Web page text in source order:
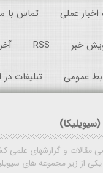
اخبار عملی تماس با
خبر RSS
عمومی تبلیغات در
مقالات و گزارشهای علمی
از زیر مجموعه های